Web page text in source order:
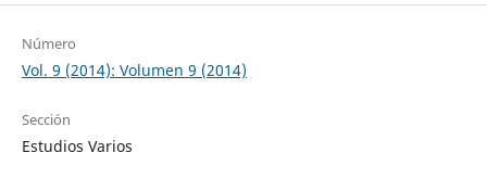
Número
Vol. 9 (2014): Volumen 9 (2014)
Sección
Estudios Varios